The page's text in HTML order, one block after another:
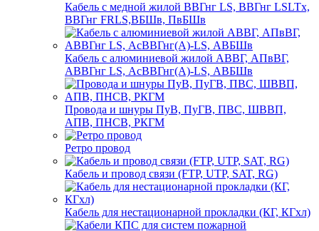
Кабель с медной жилой ВВГнг LS, ВВГнг LSLTx,
ВВГнг FRLS,ВБШв, ПвБШв
Кабель с алюминиевой жилой АВВГ, АПвВГ,
АВВГнг LS, АсВВГнг(А)-LS, АВБШв
Провода и шнуры ПуВ, ПуГВ, ПВС, ШВВП,
АПВ, ПНСВ, РКГМ
Ретро провод
Кабель и провод связи (FTP, UTP, SAT, RG)
Кабель для нестационарной прокладки (КГ, КГхл)